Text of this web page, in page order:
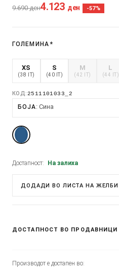
9.690ден4.123 ден -57%
ГОЛЕМИНА *
XS
(38 IT)
S
(40 IT)
M
(42 IT)
L
(44 IT)
КОД:2511101033_2
БОЈА Сина
Достапност: На залиха
ДОДАДИ ВО ЛИСТА НА ЖЕЛБИ
ДОСТАПНОСТ ВО ПРОДАВНИЦИ
Производот е достапен во: